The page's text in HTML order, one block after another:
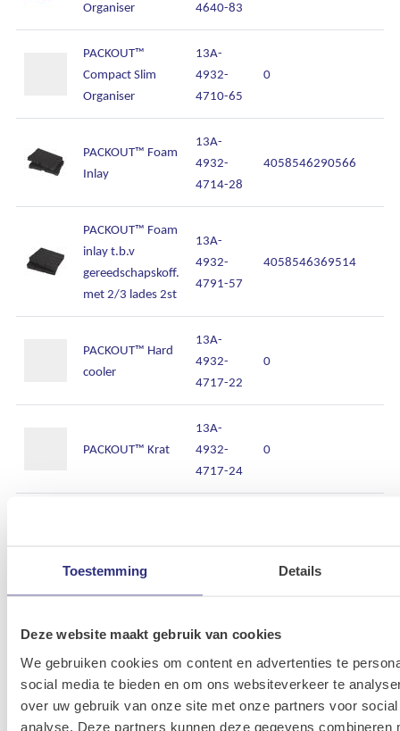
Toestemming Details
Deze website maakt gebruik van cookies
We gebruiken cookies om content en advertenties te
social media te bieden en om ons websiteverkeer te
over uw gebruik van onze site met onze partners voor
analyse. Deze partners kunnen deze gegevens combineren
Organiser
4640-83
PACKOUT™
Compact Slim
Organiser
13A-
4932-
4710-65
0
PACKOUT™ Foam
Inlay
13A-
4932-
4714-28
4058546290566
PACKOUT™ Foam
inlay t.b.v
gereedschapskoff.
met 2/3 lades 2st
13A-
4932-
4791-57
4058546369514
PACKOUT™ Hard
cooler
13A-
4932-
4717-22
0
PACKOUT™ Krat
13A-
4932-
4717-24
0
Organiser
4932-
4058546220273
PACKOUT™ Slim
Organiser
13A-
4932-
0